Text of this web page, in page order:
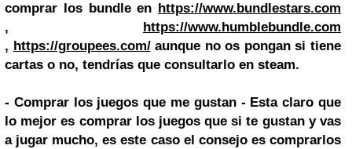
comprar los bundle en https://www.bundlestars.com
, https://www.humblebundle.com
, https://groupees.com/aunque no os pongan si tiene
cartas o no, tendrías que consultarlo en steam.
- Comprar los juegos que me gustan - Esta claro que
lo mejor es comprar los juegos que si te gustan y vas
a jugar mucho, es este caso el consejo es comprarlos